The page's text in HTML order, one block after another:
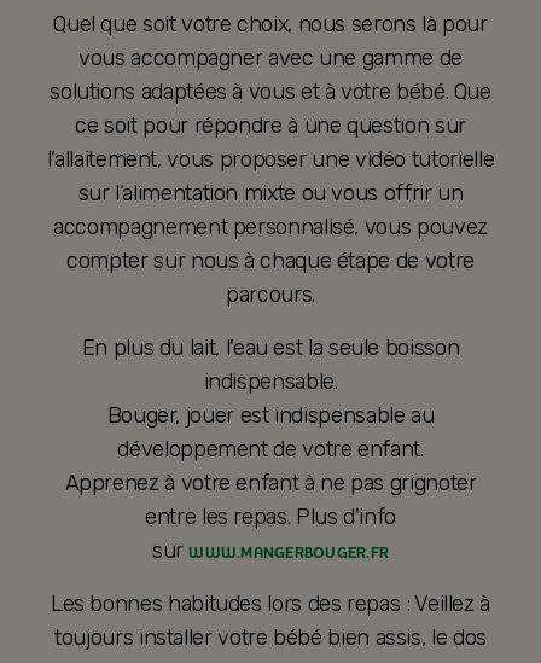
Quel que soit votre choix, nous serons là pour
vous accompagner avec une gamme de
solutions adaptées à vous et à votre bébé. Que
ce soit pour répondre à une question sur
l’allaitement, vous proposer une vidéo tutorielle
sur l’alimentation mixte ou vous offrir un
accompagnement personnalisé, vous pouvez
compter sur nous à chaque étape de votre
parcours.
En plus du lait, l'eau est la seule boisson
indispensable.
Bouger, jouer est indispensable au
développement de votre enfant.
Apprenez à votre enfant à ne pas grignoter
entre les repas. Plus d'info
surWWW.MANGERBOUGER.FR
Les bonnes habitudes lors des repas : Veillez à
toujours installer votre bébé bien assis, le dos